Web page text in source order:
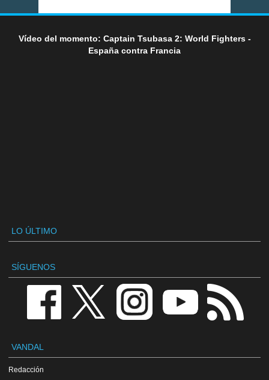
Vídeo del momento: Captain Tsubasa 2: World Fighters -
España contra Francia
LO ÚLTIMO
SÍGUENOS
VANDAL
Redacción